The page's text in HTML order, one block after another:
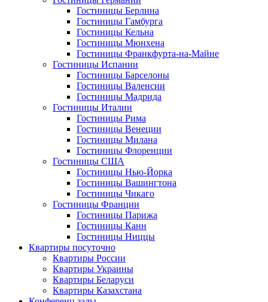
Гостиницы Берлина
Гостиницы Гамбурга
Гостиницы Кельна
Гостиницы Мюнхена
Гостиницы Франкфурта-на-Майне
Гостиницы Испании
Гостиницы Барселоны
Гостиницы Валенсии
Гостиницы Мадрида
Гостиницы Италии
Гостиницы Рима
Гостиницы Венеции
Гостиницы Милана
Гостиницы Флоренции
Гостиницы США
Гостиницы Нью-Йорка
Гостиницы Вашингтона
Гостиницы Чикаго
Гостиницы Франции
Гостиницы Парижа
Гостиницы Канн
Гостиницы Ниццы
Квартиры посуточно
Квартиры России
Квартиры Украины
Квартиры Беларуси
Квартиры Казахстана